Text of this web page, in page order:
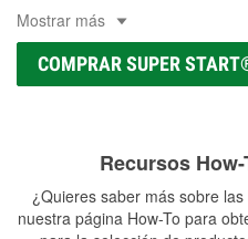
Mostrar más
COMPRAR SUPER
Recursos
¿Quieres saber más sobre
nuestra página How-To para